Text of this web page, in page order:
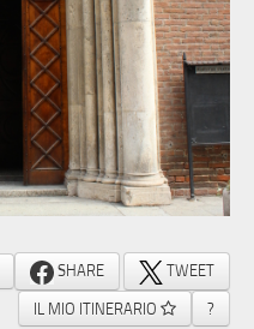
SHARE
TWEET
IL MIO ITINERARIO
?